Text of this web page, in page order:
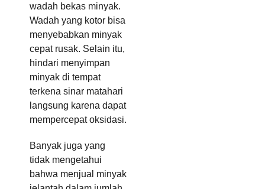
wadah bekas minyak.
Wadah yang kotor bisa
menyebabkan minyak
cepat rusak. Selain itu,
hindari menyimpan
minyak di tempat
terkena sinar matahari
langsung karena dapat
mempercepat oksidasi.
Banyak juga yang
tidak mengetahui
bahwa menjual minyak